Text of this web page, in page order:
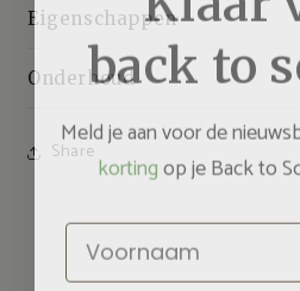
Eigenschappen
Onderhoud
Share
back to
Meld je aan voor de
kortingop je Back to
Voornaam